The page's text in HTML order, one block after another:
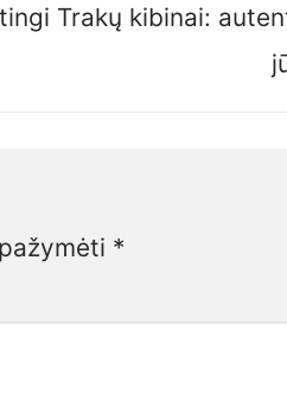
Trakų kibinai:
*